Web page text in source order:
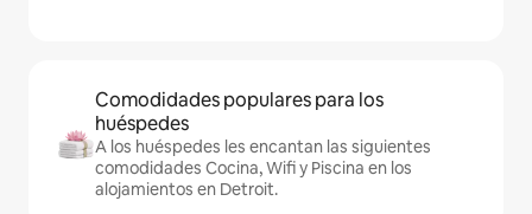
Comodidades populares para los
huéspedes
A los huéspedes les encantan las siguientes
comodidades Cocina, Wifi y Piscina en los
alojamientos en Detroit.